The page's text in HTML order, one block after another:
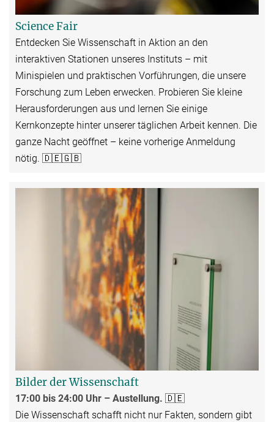
Science Fair
Entdecken Sie Wissenschaft in Aktion an den
interaktiven Stationen unseres Instituts – mit
Minispielen und praktischen Vorführungen, die unsere
Forschung zum Leben erwecken. Probieren Sie kleine
Herausforderungen aus und lernen Sie einige
Kernkonzepte hinter unserer täglichen Arbeit kennen. Die
ganze Nacht geöffnet – keine vorherige Anmeldung
nötig. 🇩🇪🇬🇧
Bilder der Wissenschaft
17:00 bis 24:00 Uhr – Austellung. 🇩🇪
Die Wissenschaft schafft nicht nur Fakten, sondern gibt